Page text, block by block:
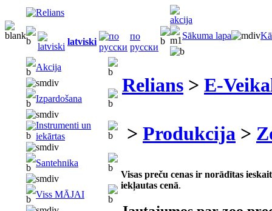
latviski
по
русски
Sākuma lapa
Akcija
Izpardošana
Instrumenti un
iekārtas
Santehnika
Viss MĀJAI
Relians > E-
> Produkcija >
Visas preču cenas ir norādītas
iekļautas cenā.